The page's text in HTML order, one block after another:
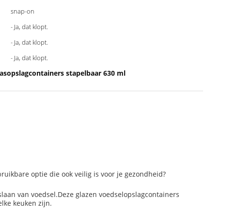
snap-on
- Ja, dat klopt.
- Ja, dat klopt.
- Ja, dat klopt.
stapelbaar 630 ml
optie die ook veilig is voor je gezondheid?
van voedsel.Deze glazen voedselopslagcontainers
keuken zijn.